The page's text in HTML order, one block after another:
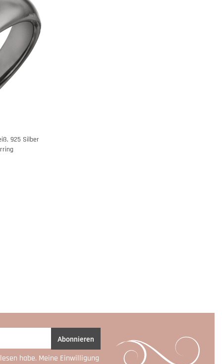
925 Silber
Abonnieren
habe. Meine Einwilligung